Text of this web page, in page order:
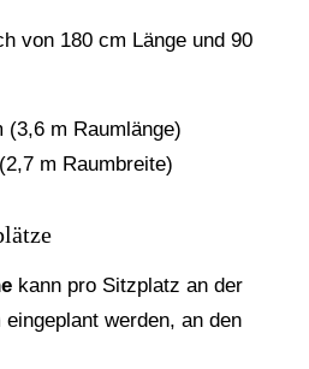
von 180 cm Länge und 90
(3,6 m Raumlänge)
m Raumbreite)
kann pro Sitzplatz an der
werden, an den